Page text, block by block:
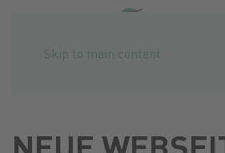
Skip to main content